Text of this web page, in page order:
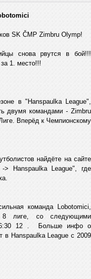
SK ČMP Zimbru Olymp!
снова рвутся в бой!!!
1. место!!!
в "Hanspaulka League",
двумя командами - Zimbru
Вперёд к Чемпионскому
найдёте на сайте
Hanspaulka League", где
команда Lobotomici,
8 лиге, со следующими
12 . Больше инфо о
в Hanspaulka League с 2009